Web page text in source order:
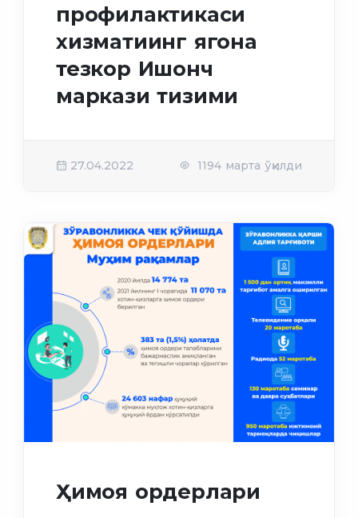
профилактикаси
хизматиинг ягона
тезкор Ишонч
маркази тизими
27.04.2022 1194 марта ўқилди
Ҳимоя ордерлари